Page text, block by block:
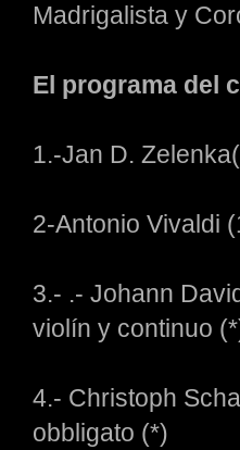
Madrigalista y
El programa del
1.-Jan D.
2-Antonio Vivaldi
3.- .- Johann
violín y continuo
4.- Christoph
obbligato (*)